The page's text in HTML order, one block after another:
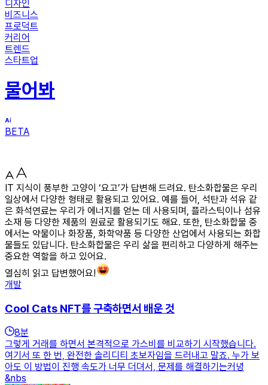
디자인
비즈니스
프로덕트
커리어
트렌드
스타트업
물어봐
BETA
IT 지식이 풍부한 고양이 ‘요고’가 답변해 드려요. 탄소화합물은 우리
일상에서 다양한 형태로 활용되고 있어요. 예를 들어, 석탄과 석유 같
은 화석연료는 우리가 에너지를 얻는 데 사용되며, 플라스틱이나 섬유
소재 등 다양한 제품의 원료로 활용되기도 해요. 또한, 탄소화합물 중
에서는 약물이나 화장품, 화학약품 등 다양한 산업에서 사용되는 화합
물들도 있답니다. 탄소화합물은 우리 삶을 편리하고 다양하게 해주는
중요한 역할을 하고 있어요.
열심히 읽고 답변했어요!
개발
Cool Cats NFT를 구축하면서 배운 것
8분
그렇게 거래를 하면서 본격적으로 가스비를 비교하기 시작했습니다.
여기서 또 한 번, 완전한 솔리디티 초보자임을 드러내고 말죠. 누가 보
아도 이 방법이 진행 속도가 너무 더뎌서, 문제를 해결하기는커녕
&nbs